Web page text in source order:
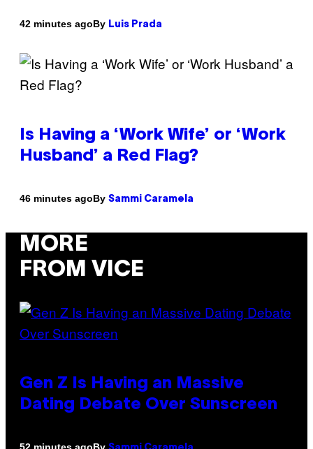
42 minutes agoBy Luis Prada
Is Having a ‘Work Wife’ or ‘Work
Husband’ a Red Flag?
46 minutes agoBy Sammi Caramela
MORE
FROM VICE
Gen Z Is Having an Massive
Dating Debate Over Sunscreen